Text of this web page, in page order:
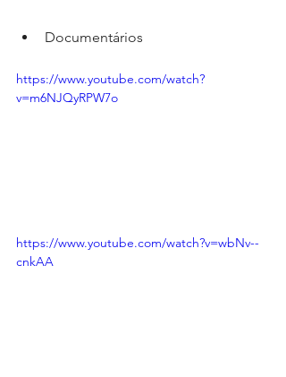
Documentários
https://www.youtube.com/watch?
v=m6NJQyRPW7o
https://www.youtube.com/watch?v=wbNv--
cnkAA